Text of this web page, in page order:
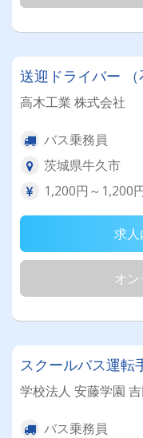
送迎ドライバー （
高木工業 株式会社
バス乗務員
茨城県牛久市
1,200円～1,200
求人
オ
スクールバス運転
学校法人 安藤学園
バス乗務員